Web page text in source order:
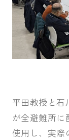
平田教授と石
が全避難所に
使用し、実際